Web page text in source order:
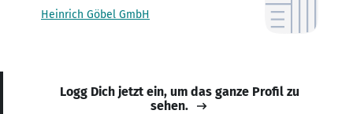
Heinrich Göbel GmbH
Logg Dich jetzt ein, um das ganze Profil zu
sehen.